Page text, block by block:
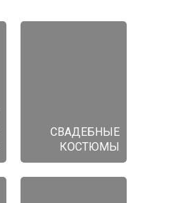
СВАДЕБНЫЕ
КОСТЮМЫ